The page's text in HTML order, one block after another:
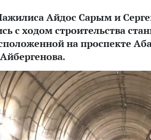
Айдос Сарым и
с ходом строительства
на проспекте